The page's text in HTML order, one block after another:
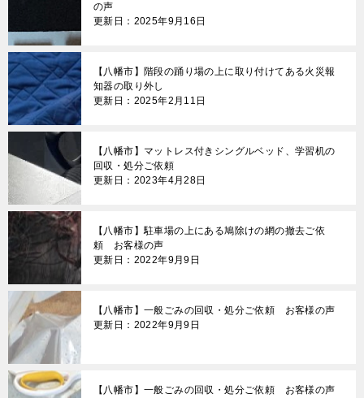
の声
更新日：2025年9月16日
【八幡市】階段の踊り場の上に取り付けてある火災報
知器の取り外し
更新日：2025年2月11日
【八幡市】マットレス付きシングルベッド、学習机の
回収・処分ご依頼
更新日：2023年4月28日
【八幡市】駐車場の上にある鳩除けの網の撤去ご依
頼 お客様の声
更新日：2022年9月9日
【八幡市】一般ごみの回収・処分ご依頼 お客様の声
更新日：2022年9月9日
【八幡市】一般ごみの回収・処分ご依頼 お客様の声